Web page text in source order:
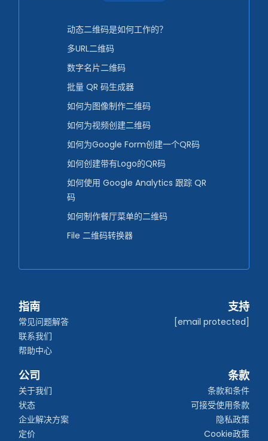
动态二维码是如何工作的？
多URL二维码
数字名片二维码
批量 QR 码生成器
如何为图像制作二维码
如何为视频创建二维码
如何为Google Form创建一个QR码
如何创建带有Logo的QR码
如何使用 Google Analytics 跟踪 QR
码
如何制作餐厅菜单的二维码
File 二维码转换器
指南
常见问题解答
联系我们
帮助中心
支持
[email protected]
公司
关于我们
状态
企业解决方案
定价
条款
条款和条件
可接受使用条款
隐私政策
Cookie政策